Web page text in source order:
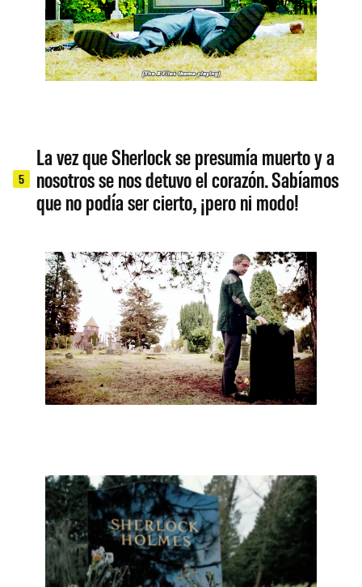
5
La vez que Sherlock se presumía muerto y a
nosotros se nos detuvo el corazón. Sabíamos
que no podía ser cierto, ¡pero ni modo!